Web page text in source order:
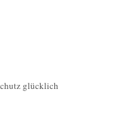
glücklich